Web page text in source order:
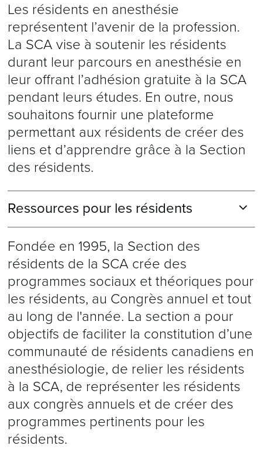
Les résidents en anesthésie
représentent l’avenir de la profession.
La SCA vise à soutenir les résidents
durant leur parcours en anesthésie en
leur offrant l’adhésion gratuite à la SCA
pendant leurs études. En outre, nous
souhaitons fournir une plateforme
permettant aux résidents de créer des
liens et d’apprendre grâce à la Section
des résidents.
Ressources pour les résidents
SITES À L’INTENTION DES STAGIAIRES
ET DES ENSEIGNANTS
Perioperative Interactive
Education(Canada) propose des outils
interactifs de simulation primés. Il s’agit
d’une ressource utile pour les étudiants
en médecine, les résidents, les
enseignants, les assistants en
anesthésie et quiconque souhaite voir
la physiologie en action. De nouveaux
Fondée en 1995, la Section des
résidents de la SCA crée des
programmes sociaux et théoriques pour
les résidents, au Congrès annuel et tout
au long de l'année. La section a pour
objectifs de faciliter la constitution d’une
communauté de résidents canadiens en
anesthésiologie, de relier les résidents
à la SCA, de représenter les résidents
aux congrès annuels et de créer des
programmes pertinents pour les
résidents.